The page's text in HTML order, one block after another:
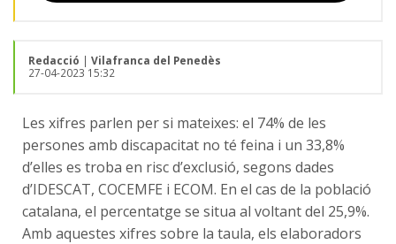
Redacció | Vilafranca del Penedès
27-04-2023 15:32
Les xifres parlen per si mateixes: el 74% de les
persones amb discapacitat no té feina i un 33,8%
d’elles es troba en risc d’exclusió, segons dades
d’IDESCAT, COCEMFE i ECOM. En el cas de la població
catalana, el percentatge se situa al voltant del 25,9%.
Amb aquestes xifres sobre la taula, els elaboradors